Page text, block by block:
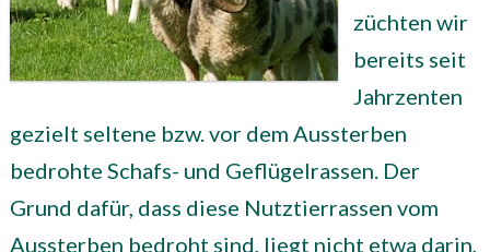
züchten wir
bereits seit
Jahrzenten
gezielt seltene bzw. vor dem Aussterben
bedrohte Schafs- und Geflügelrassen. Der
Grund dafür, dass diese Nutztierrassen vom
Aussterben bedroht sind, liegt nicht etwa darin,